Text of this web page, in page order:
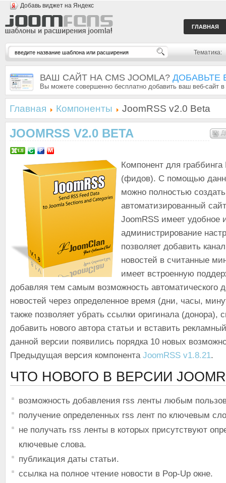
Добавь виджет на Яндекс
ГЛАВНАЯ
Тематика:
ВАШ САЙТ НА CMS JOOMLA? ДОБАВЬТЕ
Вы можете совершенно бесплатно добавить ваш веб-сайт
Главная Компоненты JoomRSS v2.0 Beta
JOOMRSS V2.0 BETA
Компонент для граббинга
(фидов). С помощью
можно полностью создать
автоматизированный
JoomRSS имеет удобное
администрирование
позволяет добавить
новостей в считанные
имеет встроенную
добавляя тем самым возможность автоматического
новостей через определенное время (дни, часы,
также позволяет убрать ссылки оригинала (донора),
добавить нового автора статьи и вставить
данной версии появились порядка 10 новых
Предыдущая версия компонента JoomRSS v1.8.21.
ЧТО НОВОГО В ВЕРСИИ
возможность добавления rss ленты любым
получение определенных rss лент по ключевым
не получать rss ленты в которых присутствуют
ключевые слова.
публикация даты статьи.
ссылка на полное чтение новости в Pop-Up окне.